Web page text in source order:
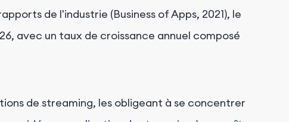
de l'industrie (Business of Apps, 2021), le
avec un taux de croissance annuel composé
de streaming, les obligeant à se concentrer